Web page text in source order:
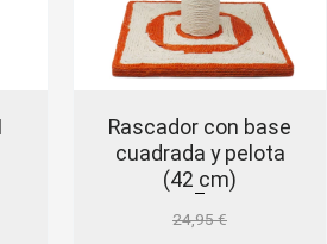
Rascador con base
cuadrada y pelota
(42 cm)
24,95€